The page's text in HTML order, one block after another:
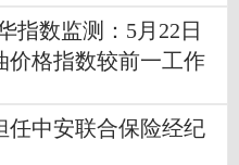
指数监测：5月22日
价格指数较前一工作
任中安联合保险经纪